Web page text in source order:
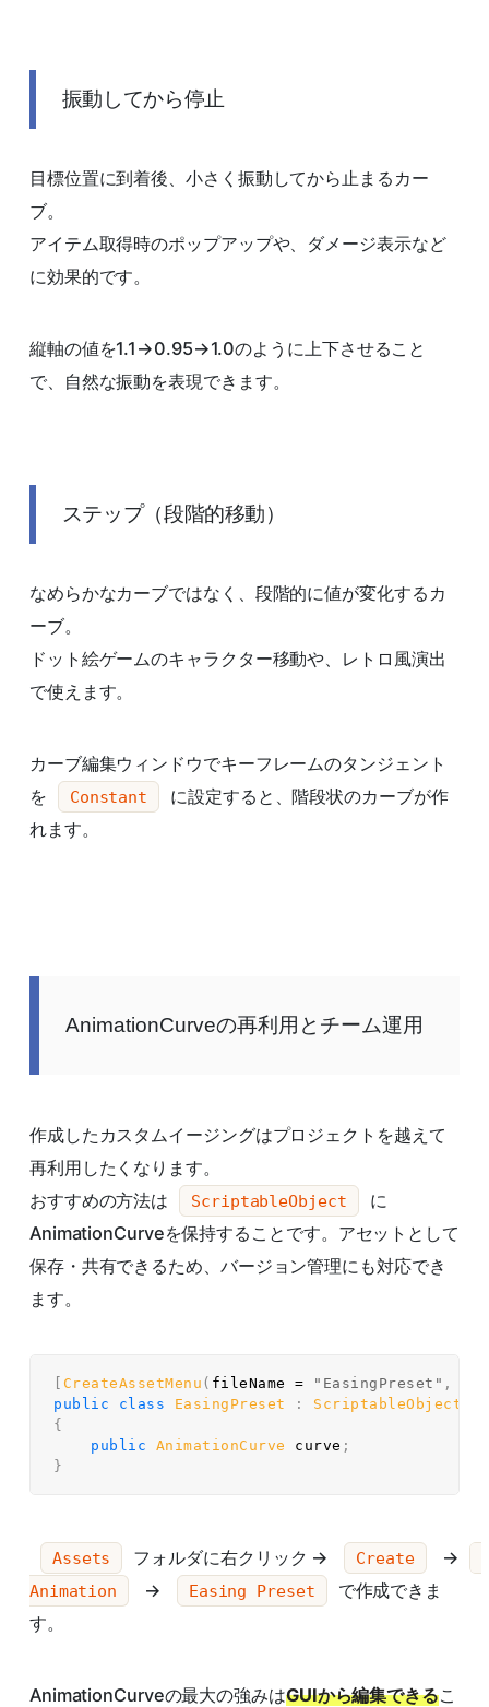
振動してから停止
目標位置に到着後、小さく振動してから止まるカー
ブ。
アイテム取得時のポップアップや、ダメージ表示など
に効果的です。
縦軸の値を1.1→0.95→1.0のように上下させること
で、自然な振動を表現できます。
ステップ（段階的移動）
なめらかなカーブではなく、段階的に値が変化するカ
ーブ。
ドット絵ゲームのキャラクター移動や、レトロ風演出
で使えます。
カーブ編集ウィンドウでキーフレームのタンジェント
を
Constant
に設定すると、階段状のカーブが作
れます。
AnimationCurveの再利用とチーム運用
作成したカスタムイージングはプロジェクトを越えて
再利用したくなります。
おすすめの方法は
ScriptableObject
に
AnimationCurveを保持することです。アセットとして
保存・共有できるため、バージョン管理にも対応でき
ます。
[ CreateAssetMenu ( fileName = "EasingPreset" ,
public
class EasingPreset :
ScriptableObject
{
public
AnimationCurve curve ;
}
Assets フォルダに右クリック → Create →
Animation → Easing Preset
で作成できま
す。
AnimationCurveの最大の強みはGUIから編集できるこ